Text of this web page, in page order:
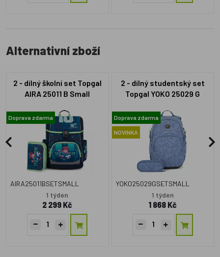
Alternativní zboží
2 - dílný školní set Topgal
AIRA 25011 B Small
Doprava zdarma
AIRA25011BSETSMALL
1 týden
2 299 Kč
2 - dílný studentský set
Topgal YOKO 25029 G
Doprava zdarma
NOVINKA
YOKO25029GSETSMALL
1 týden
1 868 Kč